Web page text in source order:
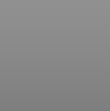
→